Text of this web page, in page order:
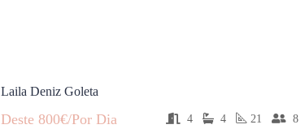
Laila Deniz Goleta
Deste 800€/Por Dia 4 4 21 8